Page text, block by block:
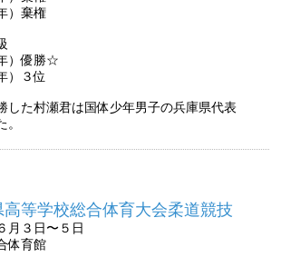
棄権
）優勝☆
）３位
した村瀬君は国体少年男子の兵庫県代表
高等学校総合体育大会柔道競技
３日〜５日
体育館